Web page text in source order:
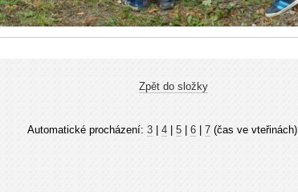
Zpět do složky
Automatické procházení: 3| 4| 5| 6| 7(čas ve vteřinách)